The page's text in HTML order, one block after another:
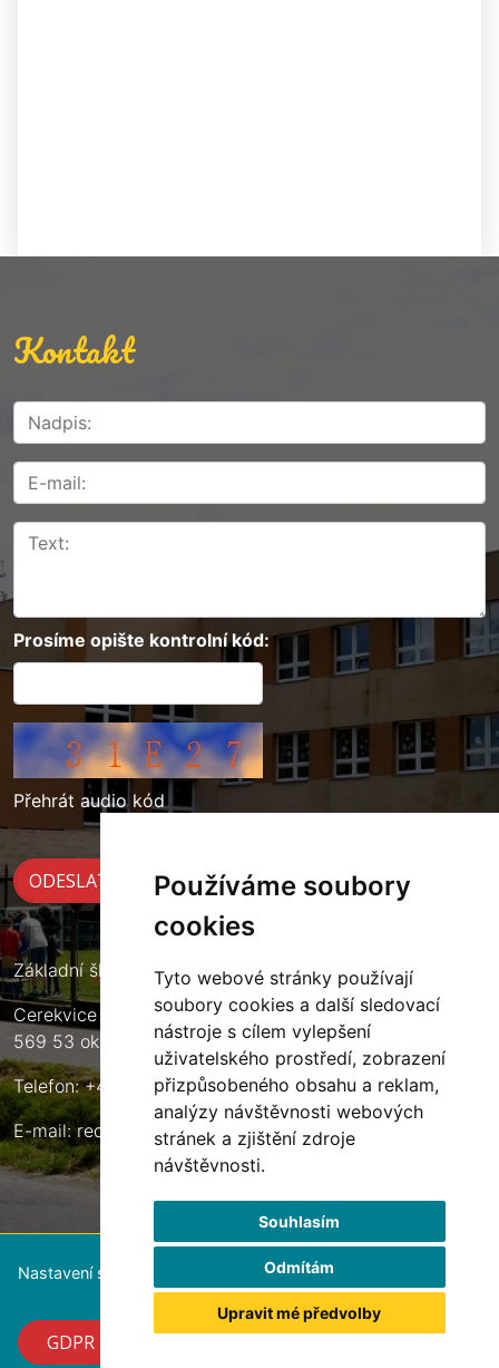
Používáme soubory
cookies
Tyto webové stránky používají
soubory cookies a další sledovací
nástroje s cílem vylepšení
uživatelského prostředí, zobrazení
přizpůsobeného obsahu a reklam,
analýzy návštěvnosti webových
stránek a zjištění zdroje
návštěvnosti.
Souhlasím
Odmítám
Upravit mé předvolby
Kontakt
Prosíme opište kontrolní kód:
Přehrát audio kód
Základní škola Cerekvice nad Loučnou
Cerekvice nad Loučnou 135
569 53 okres Svitavy
Telefon: +420 461 633 140
E-mail:reditel@zscerekvice.cz
Nastavení souborů cookie
GDPR